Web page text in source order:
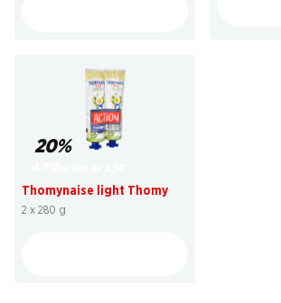
20%
Thomynaise light Thomy
2 x 280 g